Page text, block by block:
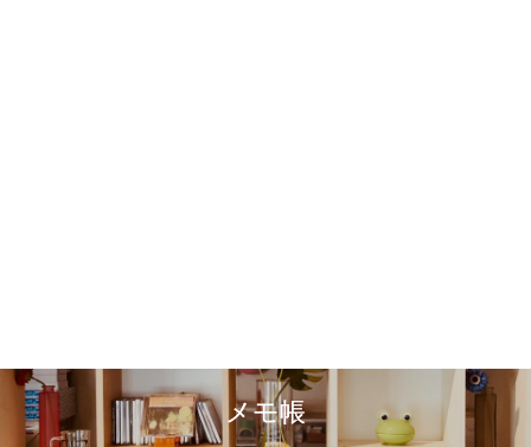
メモ帳